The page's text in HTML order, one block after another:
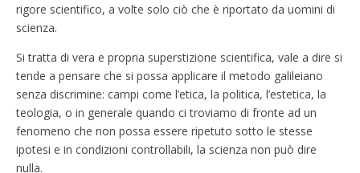
rigore scientifico, a volte solo ciò che è riportato da uomini di
scienza.
Si tratta di vera e propria superstizione scientifica, vale a dire si
tende a pensare che si possa applicare il metodo galileiano
senza discrimine: campi come l’etica, la politica, l’estetica, la
teologia, o in generale quando ci troviamo di fronte ad un
fenomeno che non possa essere ripetuto sotto le stesse
ipotesi e in condizioni controllabili, la scienza non può dire
nulla.